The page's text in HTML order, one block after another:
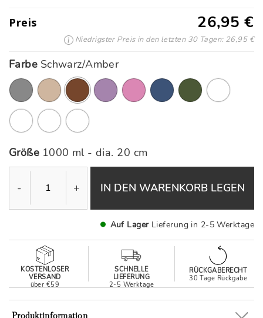
Preis 26,95 €
Niedrigster Preis in den letzten 30 Tagen: 26,95 €
Farbe Schwarz/Amber
Ausgewählte
Größe 1000 ml - dia. 20 cm
- + IN DEN WARENKORB LEGEN
Auf Lager Lieferung in 2-5 Werktage
KOSTENLOSER
VERSAND
über €59
SCHNELLE
LIEFERUNG
2-5 Werktage
RÜCKGABERECHT
30 Tage Rückgabe
Produktinformation